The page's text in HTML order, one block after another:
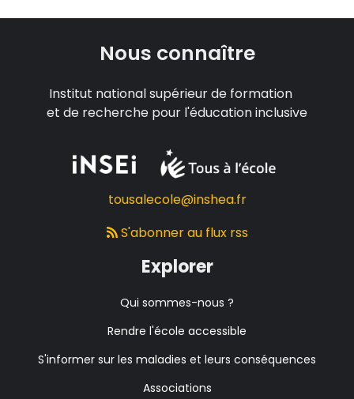
Nous connaître
Institut national supérieur de formation
et de recherche pour l'éducation inclusive
tousalecole@inshea.fr
S'abonner au flux rss
Explorer
Qui sommes-nous ?
Rendre l'école accessible
S'informer sur les maladies et leurs conséquences
Associations